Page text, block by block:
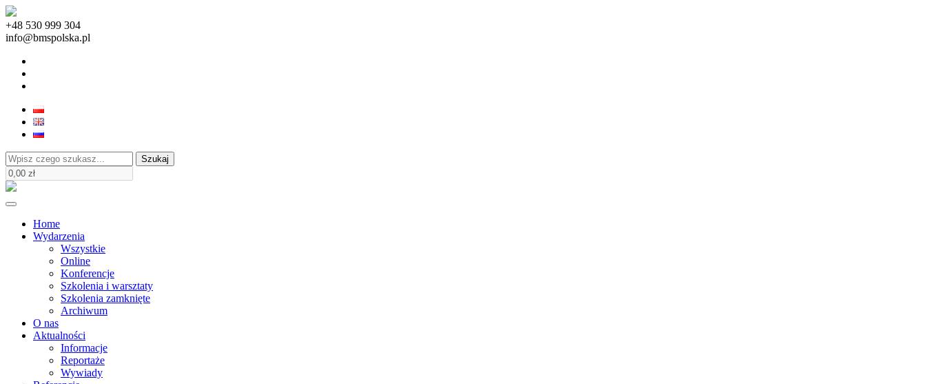
+48 530 999 304
info@bmspolska.pl
Szukaj
Home
Wydarzenia
Wszystkie
Online
Konferencje
Szkolenia i warsztaty
Szkolenia zamknięte
Archiwum
O nas
Aktualności
Informacje
Reportaże
Wywiady